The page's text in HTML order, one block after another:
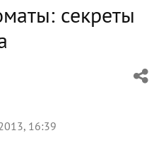
секреты
16:39